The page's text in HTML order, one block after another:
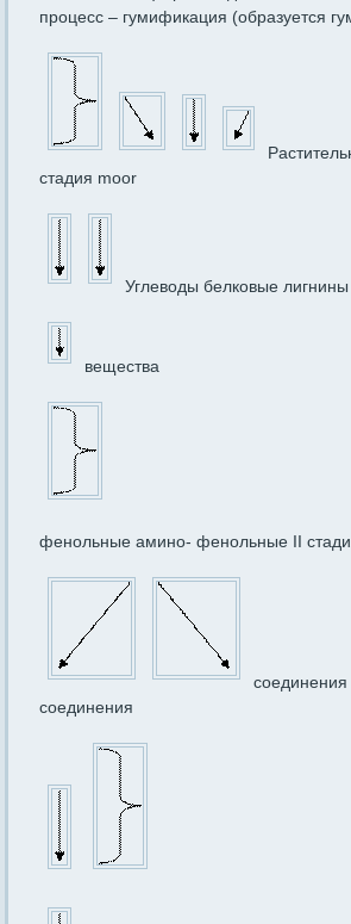
процесс – гумификация (образуется
стадия moor
Углеводы белковые лигнины
вещества
фенольные амино- фенольные II
соединения
соединения